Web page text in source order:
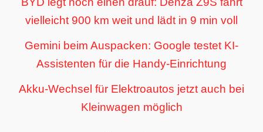
vielleicht 900 km weit und lädt in 9 min voll
Gemini beim Auspacken: Google testet KI-
Assistenten für die Handy-Einrichtung
Akku-Wechsel für Elektroautos jetzt auch bei
Kleinwagen möglich